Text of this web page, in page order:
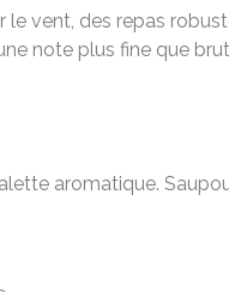
vent, des repas
note plus fine que
aromatique.